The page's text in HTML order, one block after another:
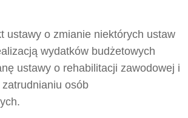
ustawy o zmianie niektórych ustaw
wydatków budżetowych
ustawy o rehabilitacji zawodowej i
zatrudnianiu osób